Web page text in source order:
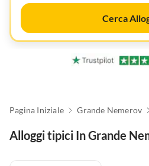
Cerca
Pagina Iniziale Grande Nemerov
Alloggi tipici In Grande